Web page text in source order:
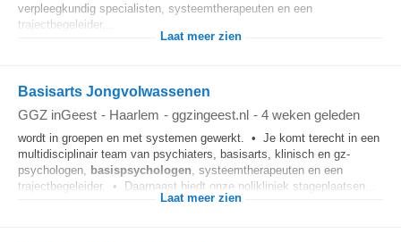
verpleegkundig specialisten, systeemtherapeuten en een
trajectbegeleider...
Laat meer zien
Basisarts Jongvolwassenen
GGZ inGeest - Haarlem - ggzingeest.nl - 4 weken geleden
wordt in groepen en met systemen gewerkt. • Je komt terecht in een
multidisciplinair team van psychiaters, basisarts, klinisch en gz-
psychologen, basispsychologen, systeemtherapeuten en een
trajectbegeleider. • Daarnaast biedt onze polikliniek stageplaatsen...
Laat meer zien